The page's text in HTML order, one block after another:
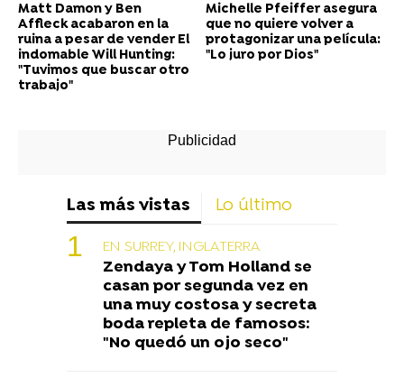
Matt Damon y Ben
Affleck acabaron en la
ruina a pesar de vender El
indomable Will Hunting:
"Tuvimos que buscar otro
trabajo"
Michelle Pfeiffer asegura
que no quiere volver a
protagonizar una película:
"Lo juro por Dios"
Las más vistas Lo último
EN SURREY, INGLATERRA
Zendaya y Tom Holland se
casan por segunda vez en
una muy costosa y secreta
boda repleta de famosos:
"No quedó un ojo seco"